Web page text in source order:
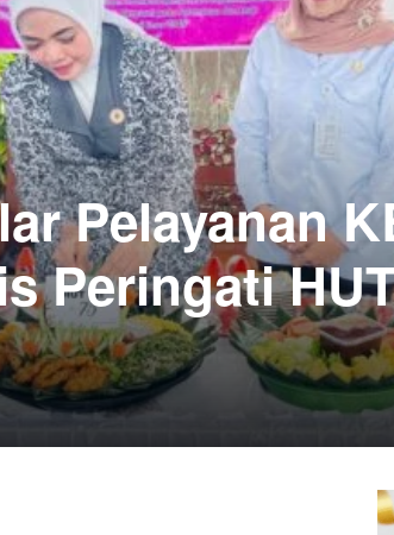
Pelayanan
Peringati